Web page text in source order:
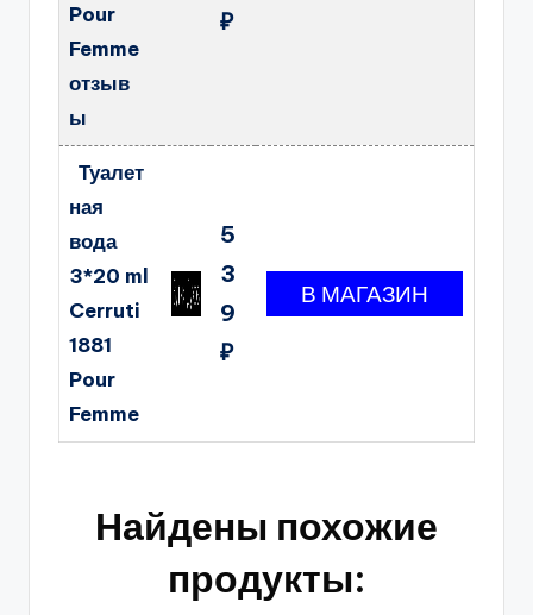
Pour
Femme
отзыв
ы
₽
Туалет
ная
вода
3*20 ml
Cerruti
1881
Pour
Femme
5
3
9
₽
Найдены похожие
продукты: